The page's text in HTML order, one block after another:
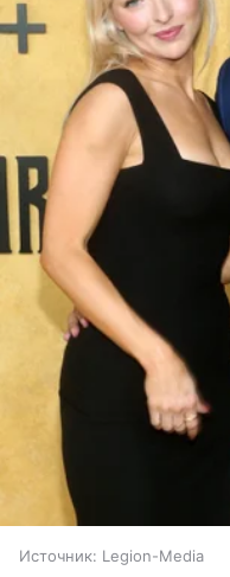
Источник: Legion-Media